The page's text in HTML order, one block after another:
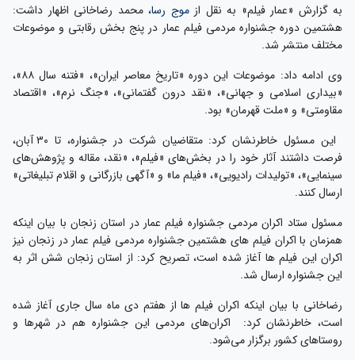
به گزارش «عمار فیلم» به نقل ازموج رسا، محمد رضاخانی اظهار داشت:
هشتمین دوره جشنواره مردمی فیلم عمار در پنج بخش رقابتی و موضوعات
مختلف منتشر شد.
وی ادامه داد: موضوعات این دوره «تاریخ معاصر ایران»، «فتنه سال ۸۸»،
«بیداری اسلامی و جهانی»، «نقد درون گفتمانی»، «جنگ نرم»، «اقتصاد
مقاومتی» و «ملت قهرمان» بود.
این مسئول خاطرنشان کرد: متقاضیان شرکت در جشنواره، تا ۳۰ آبان،
فرصت داشتند آثار خود را در بخش‌های «فیلم»، «نقد، مقاله و پژوهش‌های
سینمایی»، «تولیدات رادیویی»، «فیلم ما» و «آگهی بازرگانی و اقلام تبلیغاتی»
ارسال کنند.
مسئول ستاد اکران مردمی جشنواره فیلم عمار در استان زنجان با بیان اینکه
همزمان با اکران فیلم های هشتمین جشنواره مردمی فیلم عمار در زنجان نیز
اکران این فیلم ها آغاز شده است، تصریح کرد: از استان زنجان شش اثر به
این جشنواره ارسال شد.
رضاخانی با بیان اینکه اکران فیلم ها از هفتم دی ماه سال جاری آغاز شده
است، خاطرنشان کرد: اکران‌های مردمی این جشنواره هم در شهرها و
روستاهای کشور برگزار می‌شود.